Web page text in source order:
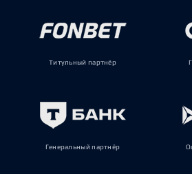
Титульный партнёр
Генеральный партнёр